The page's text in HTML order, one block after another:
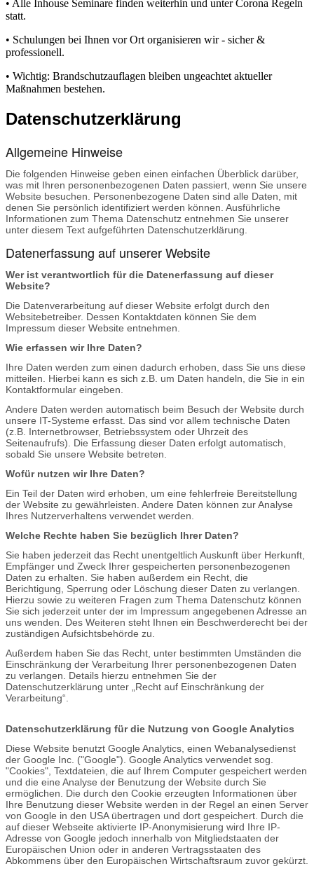
• Alle Inhouse Seminare finden weiterhin und unter Corona Regeln
statt.
• Schulungen bei Ihnen vor Ort organisieren wir - sicher &
professionell.
• Wichtig: Brandschutzauflagen bleiben ungeachtet aktueller
Maßnahmen bestehen.
Datenschutzerklärung
Allgemeine Hinweise
Die folgenden Hinweise geben einen einfachen Überblick darüber,
was mit Ihren personenbezogenen Daten passiert, wenn Sie unsere
Website besuchen. Personenbezogene Daten sind alle Daten, mit
denen Sie persönlich identifiziert werden können. Ausführliche
Informationen zum Thema Datenschutz entnehmen Sie unserer
unter diesem Text aufgeführten Datenschutzerklärung.
Datenerfassung auf unserer Website
Wer ist verantwortlich für die Datenerfassung auf dieser
Website?
Die Datenverarbeitung auf dieser Website erfolgt durch den
Websitebetreiber. Dessen Kontaktdaten können Sie dem
Impressum dieser Website entnehmen.
Wie erfassen wir Ihre Daten?
Ihre Daten werden zum einen dadurch erhoben, dass Sie uns diese
mitteilen. Hierbei kann es sich z.B. um Daten handeln, die Sie in ein
Kontaktformular eingeben.
Andere Daten werden automatisch beim Besuch der Website durch
unsere IT-Systeme erfasst. Das sind vor allem technische Daten
(z.B. Internetbrowser, Betriebssystem oder Uhrzeit des
Seitenaufrufs). Die Erfassung dieser Daten erfolgt automatisch,
sobald Sie unsere Website betreten.
Wofür nutzen wir Ihre Daten?
Ein Teil der Daten wird erhoben, um eine fehlerfreie Bereitstellung
der Website zu gewährleisten. Andere Daten können zur Analyse
Ihres Nutzerverhaltens verwendet werden.
Welche Rechte haben Sie bezüglich Ihrer Daten?
Sie haben jederzeit das Recht unentgeltlich Auskunft über Herkunft,
Empfänger und Zweck Ihrer gespeicherten personenbezogenen
Daten zu erhalten. Sie haben außerdem ein Recht, die
Berichtigung, Sperrung oder Löschung dieser Daten zu verlangen.
Hierzu sowie zu weiteren Fragen zum Thema Datenschutz können
Sie sich jederzeit unter der im Impressum angegebenen Adresse an
uns wenden. Des Weiteren steht Ihnen ein Beschwerderecht bei der
zuständigen Aufsichtsbehörde zu.
Außerdem haben Sie das Recht, unter bestimmten Umständen die
Einschränkung der Verarbeitung Ihrer personenbezogenen Daten
zu verlangen. Details hierzu entnehmen Sie der
Datenschutzerklärung unter „Recht auf Einschränkung der
Verarbeitung“.
Datenschutzerklärung für die Nutzung von Google Analytics
Diese Website benutzt Google Analytics, einen Webanalysedienst
der Google Inc. ("Google"). Google Analytics verwendet sog.
"Cookies", Textdateien, die auf Ihrem Computer gespeichert werden
und die eine Analyse der Benutzung der Website durch Sie
ermöglichen. Die durch den Cookie erzeugten Informationen über
Ihre Benutzung dieser Website werden in der Regel an einen Server
von Google in den USA übertragen und dort gespeichert. Durch die
auf dieser Webseite aktivierte IP-Anonymisierung wird Ihre IP-
Adresse von Google jedoch innerhalb von Mitgliedstaaten der
Europäischen Union oder in anderen Vertragsstaaten des
Abkommens über den Europäischen Wirtschaftsraum zuvor gekürzt.